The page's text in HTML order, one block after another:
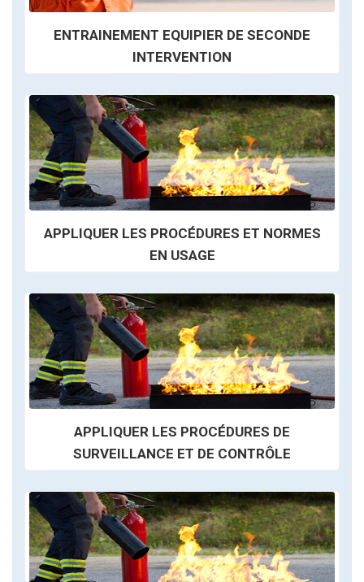
ENTRAINEMENT EQUIPIER DE SECONDE
INTERVENTION
APPLIQUER LES PROCÉDURES ET NORMES
EN USAGE
APPLIQUER LES PROCÉDURES DE
SURVEILLANCE ET DE CONTRÔLE